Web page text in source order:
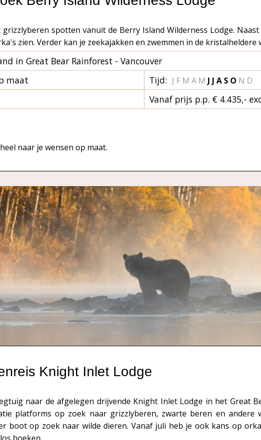
spotten vanuit de Berry Island Wilderness Lodge.
zien. Verder kan je zeekajakken en zwemmen in de
in Great Bear Rainforest - Vancouver
maat
Tijd: J F M A M J J A S O N D
Vanaf prijs p.p. € 4.435,-
naar je wensen op maat.
Knight Inlet Lodge
naar de afgelegen drijvende Knight Inlet Lodge in het Great
platforms op zoek naar grizzlyberen, zwarte beren en andere
boot op zoek naar wilde dieren. Vanaf juli heb je ook kans op